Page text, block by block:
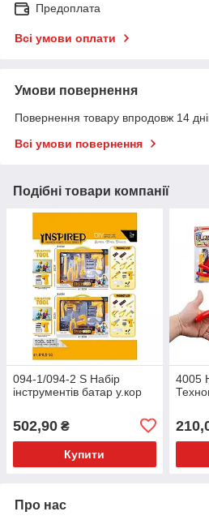
Предоплата
Всі умови оплати
Умови повернення
Повернення товару впродовж 14
Всі умови повернення
Подібні товари компанії
094-1/094-2 S Набір
інструментів батар у.кор
502,90 ₴
Купити
4005
Про нас